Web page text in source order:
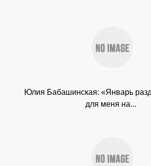
Юлия Бабашинская: «Январь
для меня на...